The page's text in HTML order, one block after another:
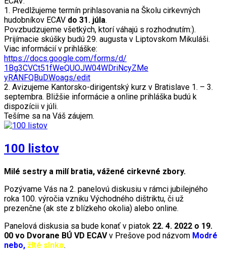
1. Predlžujeme termín prihlasovania na Školu cirkevných
hudobníkov ECAV do 31. júla.
Povzbudzujeme všetkých, ktorí váhajú s rozhodnutím:).
Prijímacie skúšky budú 29. augusta v Liptovskom Mikuláši.
Viac informácií v prihláške:
https://docs.google.com/forms/d/
1Bg3CVCt51fWeQUOJW04WDriNcyZMe
yRANFQBuDWoags/edit
2. Avizujeme Kantorsko-dirigentský kurz v Bratislave 1. – 3.
septembra. Bližšie informácie a online prihláška budú k
dispozícii v júli.
Tešíme sa na Váš záujem.
100 listov
Milé sestry a milí bratia, vážené cirkevné zbory.
Pozývame Vás na 2. panelovú diskusiu v rámci jubilejného
roka 100. výročia vzniku Východného dištriktu, či už
prezenčne (ak ste z blízkeho okolia) alebo online.
Panelová diskusia sa bude konať v piatok 22. 4. 2022 o 19.
00 vo Dvorane BÚ VD ECAVv Prešove pod názvom Modré
nebo, žlté slnko.